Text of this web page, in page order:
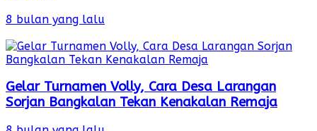
8 bulan yang lalu
Gelar Turnamen Volly, Cara Desa Larangan
Sorjan Bangkalan Tekan Kenakalan Remaja